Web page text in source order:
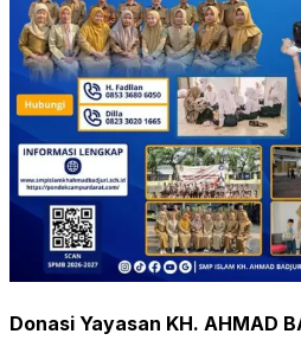
Donasi Yayasan KH. AHMAD